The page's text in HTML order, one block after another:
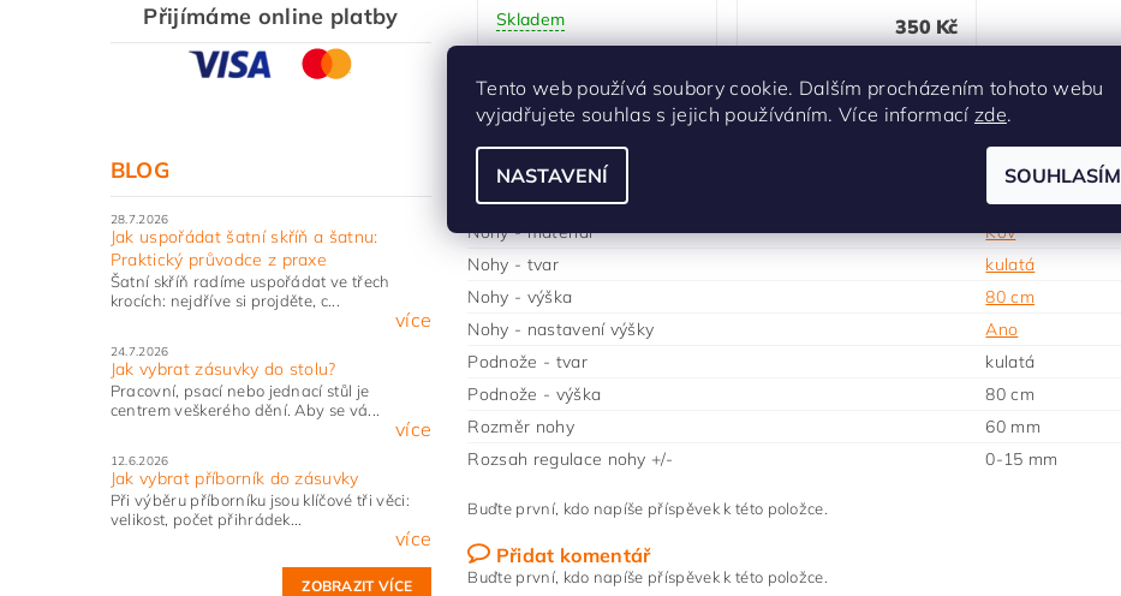
Přijímáme online platby
BLOG
28.7.2026
Jak uspořádat šatní skříň a šatnu:
Praktický průvodce z praxe
Šatní skříň radíme uspořádat ve třech
krocích: nejdříve si projděte, c...
více
24.7.2026
Jak vybrat zásuvky do stolu?
Pracovní, psací nebo jednací stůl je
centrem veškerého dění. Aby se vá...
více
12.6.2026
Jak vybrat příborník do zásuvky
Při výběru příborníku jsou klíčové tři věci:
velikost, počet přihrádek...
více
ZOBRAZIT VÍCE
Skladem 350 Kč
Značky
In-Design
Nohy - barva
Nikl satén
Nohy - materiál
Kov
Nohy - tvar
kulatá
Nohy - výška
80 cm
Nohy - nastavení výšky
Ano
Podnože - tvar
kulatá
Podnože - výška
80 cm
Rozměr nohy
60 mm
Rozsah regulace nohy +/-
0-15 mm
Buďte první, kdo napíše příspěvek k této položce.
Přidat komentář
Buďte první, kdo napíše příspěvek k této položce.
Tento web používá soubory cookie. Dalším procházením tohoto webu
vyjadřujete souhlas s jejich používáním. Více informací zde.
NASTAVENÍ SOUHLASÍM